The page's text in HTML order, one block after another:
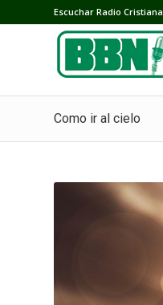
Escuchar Radio Cristiana
Como ir al cielo